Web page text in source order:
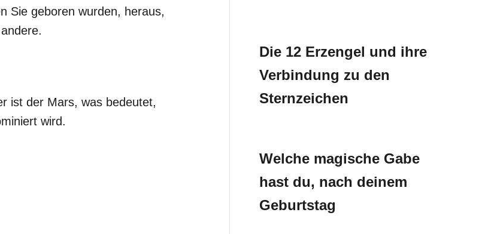
Sie geboren wurden, heraus,
ist der Mars, was bedeutet,
wird.
Die 12 Erzengel und ihre
Verbindung zu den
Sternzeichen
Welche magische Gabe
hast du, nach deinem
Geburtstag